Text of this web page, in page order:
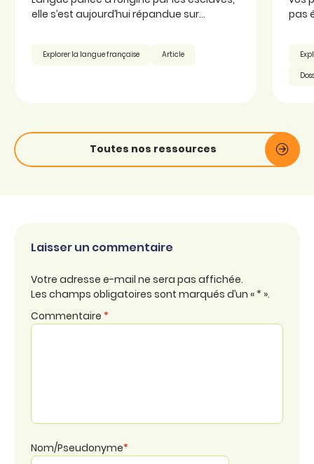
elle s’est aujourd’hui répandue sur...
Explorer la langue française Article
pas
Toutes nos ressources
Laisser un commentaire
Votre adresse e-mail ne sera pas affichée.
Les champs obligatoires sont marqués d’un « * ».
Commentaire *
Nom/Pseudonyme*